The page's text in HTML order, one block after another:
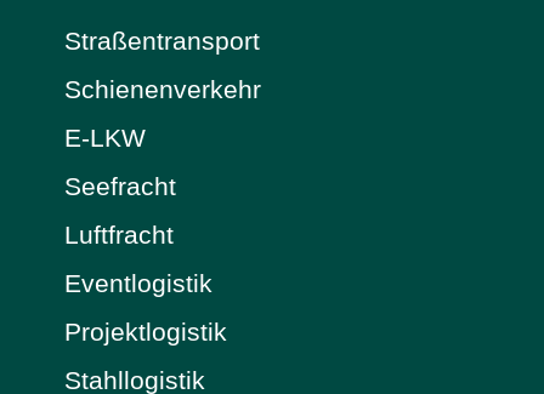
Straßentransport
Schienenverkehr
E-LKW
Seefracht
Luftfracht
Eventlogistik
Projektlogistik
Stahllogistik